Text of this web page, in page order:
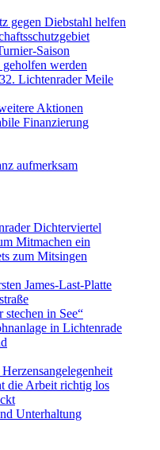
gegen Diebstahl helfen
Saison
werden
Lichtenrader Meile
Aktionen
Finanzierung
aufmerksam
Dichterviertel
Mitmachen ein
zum Mitsingen
James-Last-Platte
in See“
in Lichtenrade
die Arbeit richtig los
Unterhaltung